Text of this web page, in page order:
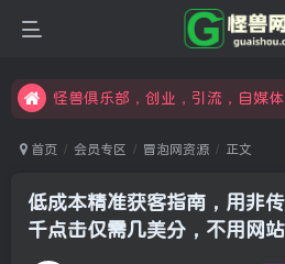
限时开通会员更享折扣，超高返佣
怪兽俱乐部，创业，引流，自媒
首页 会员专区 冒泡网资源 正文
低成本精准获客指南，用非
千点击仅需几美分，不用网